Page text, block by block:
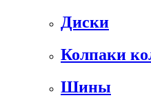
Диски
Колпаки
Шины